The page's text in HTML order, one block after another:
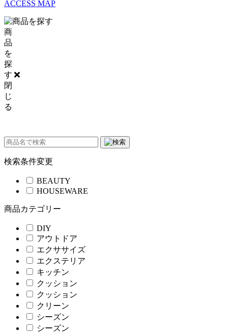
ACCESS MAP
商
品
を
探
す
閉
じ
る
検索条件変更
BEAUTY
HOUSEWARE
商品カテゴリー
DIY
アウトドア
エクササイズ
エクステリア
キッチン
クッション
クッション
クリーン
シーズン
シーズン